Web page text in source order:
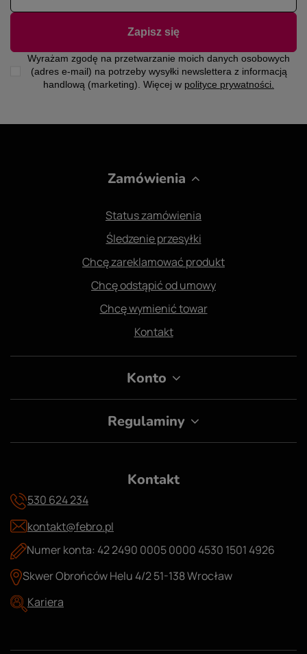
Wyrażam zgodę na przetwarzanie moich danych osobowych
(adres e-mail) na potrzeby wysyłki newslettera z informacją
handlową (marketing). Więcej w polityce prywatności.
Zapisz się
Zamówienia
Status zamówienia
Śledzenie przesyłki
Chcę zareklamować produkt
Chcę odstąpić od umowy
Chcę wymienić towar
Kontakt
Konto
Regulaminy
Kontakt
530 624 234
kontakt@febro.pl
Numer konta: 42 2490 0005 0000 4530 1501 4926
Skwer Obrońców Helu 4/2 51-138 Wrocław
Kariera